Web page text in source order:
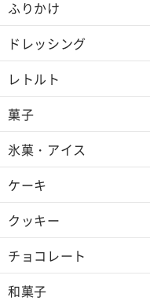
ふりかけ
ドレッシング
レトルト
菓子
氷菓・アイス
ケーキ
クッキー
チョコレート
和菓子